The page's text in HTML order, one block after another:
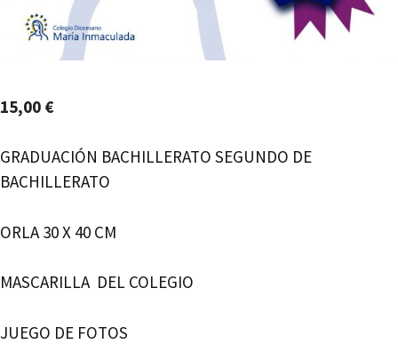
15,00 €
GRADUACIÓN BACHILLERATO SEGUNDO DE
BACHILLERATO
ORLA 30 X 40 CM
MASCARILLA DEL COLEGIO
JUEGO DE FOTOS